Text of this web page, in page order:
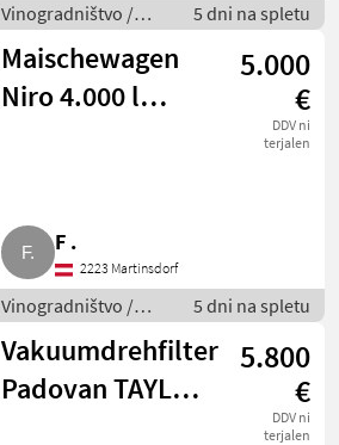
Vinogradništvo /
Drugi stroji za
vinogradništvo
5 dni na spletu
Maischewagen
Niro 4.000 l
5.000
€
DDV ni
terjalen
F .
2223 Martinsdorf
Vinogradništvo /
Drugi stroji za
vinogradništvo
5 dni na spletu
Vakuumdrehfilter
Padovan TAYLO
5.800
€
DDV ni
terjalen